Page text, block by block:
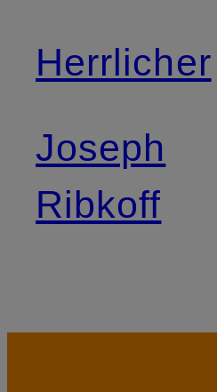
Herrlicher
Joseph
Ribkoff